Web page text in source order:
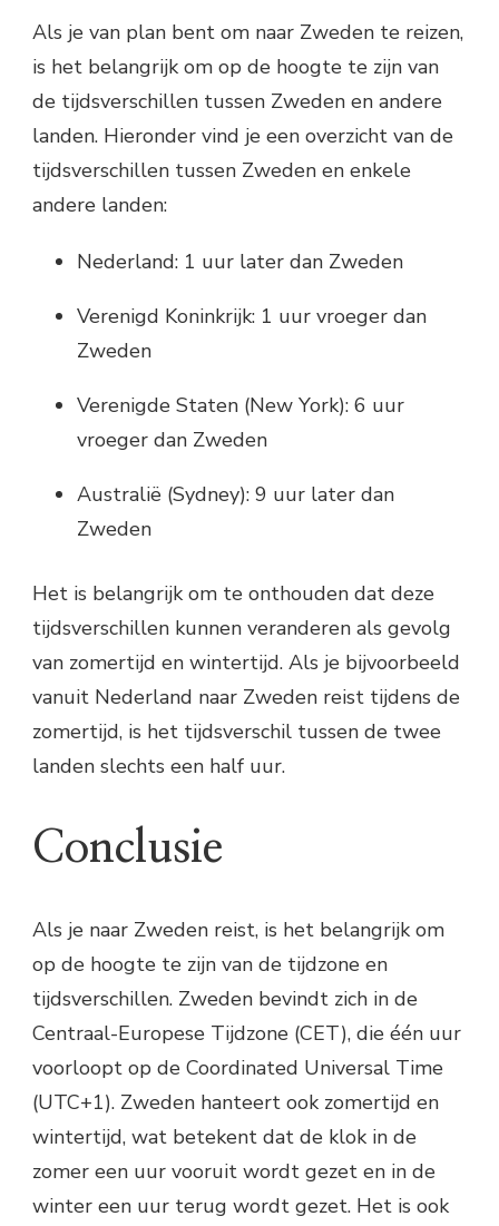
Als je van plan bent om naar Zweden te reizen,
is het belangrijk om op de hoogte te zijn van
de tijdsverschillen tussen Zweden en andere
landen. Hieronder vind je een overzicht van de
tijdsverschillen tussen Zweden en enkele
andere landen:
Nederland: 1 uur later dan Zweden
Verenigd Koninkrijk: 1 uur vroeger dan
Zweden
Verenigde Staten (New York): 6 uur
vroeger dan Zweden
Australië (Sydney): 9 uur later dan
Zweden
Het is belangrijk om te onthouden dat deze
tijdsverschillen kunnen veranderen als gevolg
van zomertijd en wintertijd. Als je bijvoorbeeld
vanuit Nederland naar Zweden reist tijdens de
zomertijd, is het tijdsverschil tussen de twee
landen slechts een half uur.
Conclusie
Als je naar Zweden reist, is het belangrijk om
op de hoogte te zijn van de tijdzone en
tijdsverschillen. Zweden bevindt zich in de
Centraal-Europese Tijdzone (CET), die één uur
voorloopt op de Coordinated Universal Time
(UTC+1). Zweden hanteert ook zomertijd en
wintertijd, wat betekent dat de klok in de
zomer een uur vooruit wordt gezet en in de
winter een uur terug wordt gezet. Het is ook